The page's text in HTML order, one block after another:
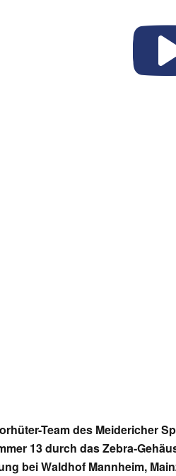
Team des Meidericher
13 durch das Zebra-
bei Waldhof Mannheim,